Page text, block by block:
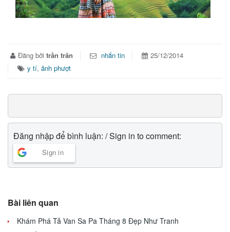
Đăng bởi trần trân nhắn tin
25/12/2014
y tí, ảnh phượt
Đăng nhập để bình luận: / Sign in to comment:
Sign in
Bài liên quan
Khám Phá Tả Van Sa Pa Tháng 8 Đẹp Như Tranh